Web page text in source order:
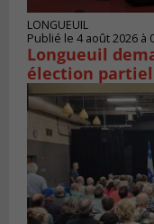
LONGUEUIL
Publié le 4 août 2026 à
Longueuil
élection